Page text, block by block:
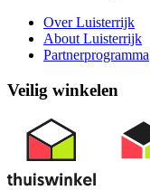
Over Luisterrijk
About Luisterrijk
Partnerprogramma
Veilig winkelen